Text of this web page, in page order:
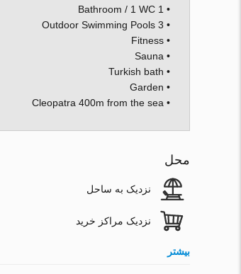
• 1 Bathroom / 1 WC
• 3 Outdoor Swimming Pools
• Fitness
• Sauna
• Turkish bath
• Garden
• Cleopatra 400m from the sea
محل
نزدیک به ساحل
نزدیک مراکز خرید
بیشتر